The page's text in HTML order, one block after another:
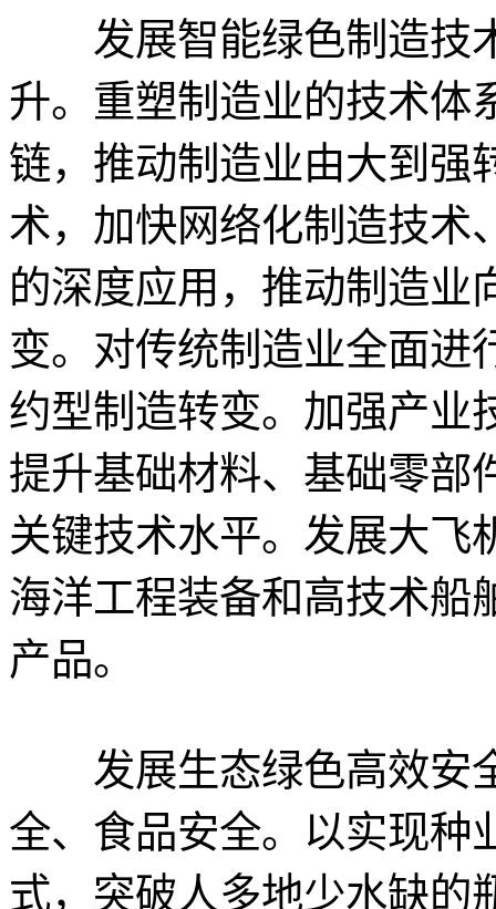
发展智能绿色制造技
升。重塑制造业的技术体
链，推动制造业由大到强
术，加快网络化制造技术
的深度应用，推动制造业
变。对传统制造业全面进
约型制造转变。加强产业
提升基础材料、基础零部
关键技术水平。发展大飞
海洋工程装备和高技术船
产品。
发展生态绿色高效安
全、食品安全。以实现种
式，突破人多地少水缺的